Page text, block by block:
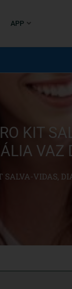
APP
KIT
VAZ
SALVA-VIDAS,